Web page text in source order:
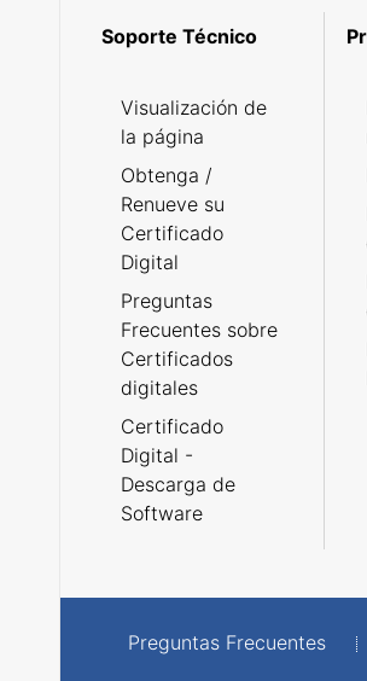
Soporte Técnico
Visualización de
la página
Obtenga /
Renueve su
Certificado
Digital
Preguntas
Frecuentes sobre
Certificados
digitales
Certificado
Digital -
Descarga de
Software
Preguntas Frecuentes